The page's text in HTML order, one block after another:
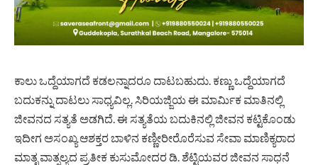
ಕಾಲು ಒದ್ದೆಯಾಗದೆ ಕಡಲನ್ನಾದರೂ ದಾಟಬಹುದು. ಕಣ್ಣು ಒದ್ದೆಯಾಗದೆ
ಬದುಕನ್ನು ದಾಟಲು ಸಾಧ್ಯವಿಲ್ಲ. ಸಿರಿಯಜ್ಜಿಯ ಈ ಮಾರ್ಮಿಕ ಮಾತಿನಲ್ಲಿ
ಜೀವನದ ಸತ್ಯತೆ ಅಡಗಿದೆ. ಈ ಸತ್ಯತೆಯ ಬದುಕಿನಲ್ಲಿ ಜೀವನ ಕಟ್ಟಿಕೊಂಡು
ಇದೀಗ ಅಸಂಖ್ಯ ಆಶಕ್ತರ ಬಾಳಿನ ಕಣ್ಣೀರೀರೊರೆಸುವ ಸೇವಾ ಮಾಣಿಕ್ಯರಾದ
ಮಾತೃ ವಾತ್ಸಲ್ಯದ ಪ್ರತೀಕ ಕುಸುಮೋದರ ಡಿ. ಶೆಟ್ಟಿಯವರ ಜೀವನ ಸಾಧನೆ